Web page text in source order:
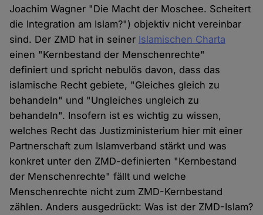
Joachim Wagner "Die Macht der Moschee. Scheitert
die Integration am Islam?") objektiv nicht vereinbar
sind. Der ZMD hat in seiner Islamischen Charta
einen "Kernbestand der Menschenrechte"
definiert und spricht nebulös davon, dass das
islamische Recht gebiete, "Gleiches gleich zu
behandeln" und "Ungleiches ungleich zu
behandeln". Insofern ist es wichtig zu wissen,
welches Recht das Justizministerium hier mit einer
Partnerschaft zum Islamverband stärkt und was
konkret unter den ZMD-definierten "Kernbestand
der Menschenrechte" fällt und welche
Menschenrechte nicht zum ZMD-Kernbestand
zählen. Anders ausgedrückt: Was ist der ZMD-Islam?